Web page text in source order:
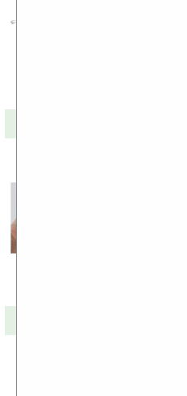
ASRock —
неттопов
Aibelive
AIWI,
Touch от
iPod
Во
Опытный
Verification
камеру на